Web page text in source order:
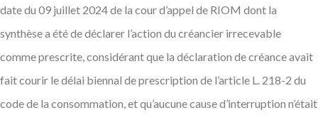
date du 09 juillet 2024 de la cour d’appel de RIOM dont la
synthèse a été de déclarer l’action du créancier irrecevable
comme prescrite, considérant que la déclaration de créance avait
fait courir le délai biennal de prescription de l’article L. 218-2 du
code de la consommation, et qu’aucune cause d’interruption n’était